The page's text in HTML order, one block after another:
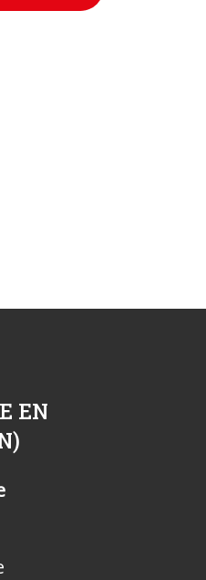
EN